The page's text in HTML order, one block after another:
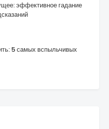
эффективное гадание
5 самых вспыльчивых